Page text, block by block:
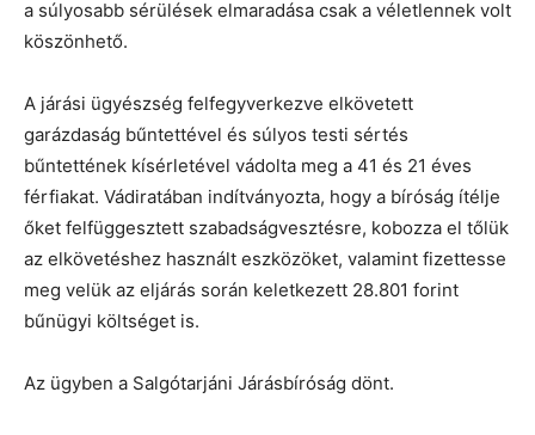
a súlyosabb sérülések elmaradása csak a véletlennek volt
köszönhető.
A járási ügyészség felfegyverkezve elkövetett
garázdaság bűntettével és súlyos testi sértés
bűntettének kísérletével vádolta meg a 41 és 21 éves
férfiakat. Vádiratában indítványozta, hogy a bíróság ítélje
őket felfüggesztett szabadságvesztésre, kobozza el tőlük
az elkövetéshez használt eszközöket, valamint fizettesse
meg velük az eljárás során keletkezett 28.801 forint
bűnügyi költséget is.
Az ügyben a Salgótarjáni Járásbíróság dönt.